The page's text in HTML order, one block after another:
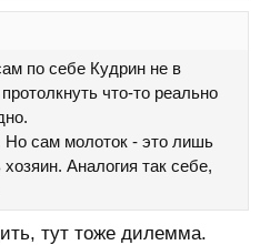
по себе Кудрин не в
что-то реально
Но сам молоток - это лишь
хозяин. Аналогия так себе,
тут тоже дилемма.